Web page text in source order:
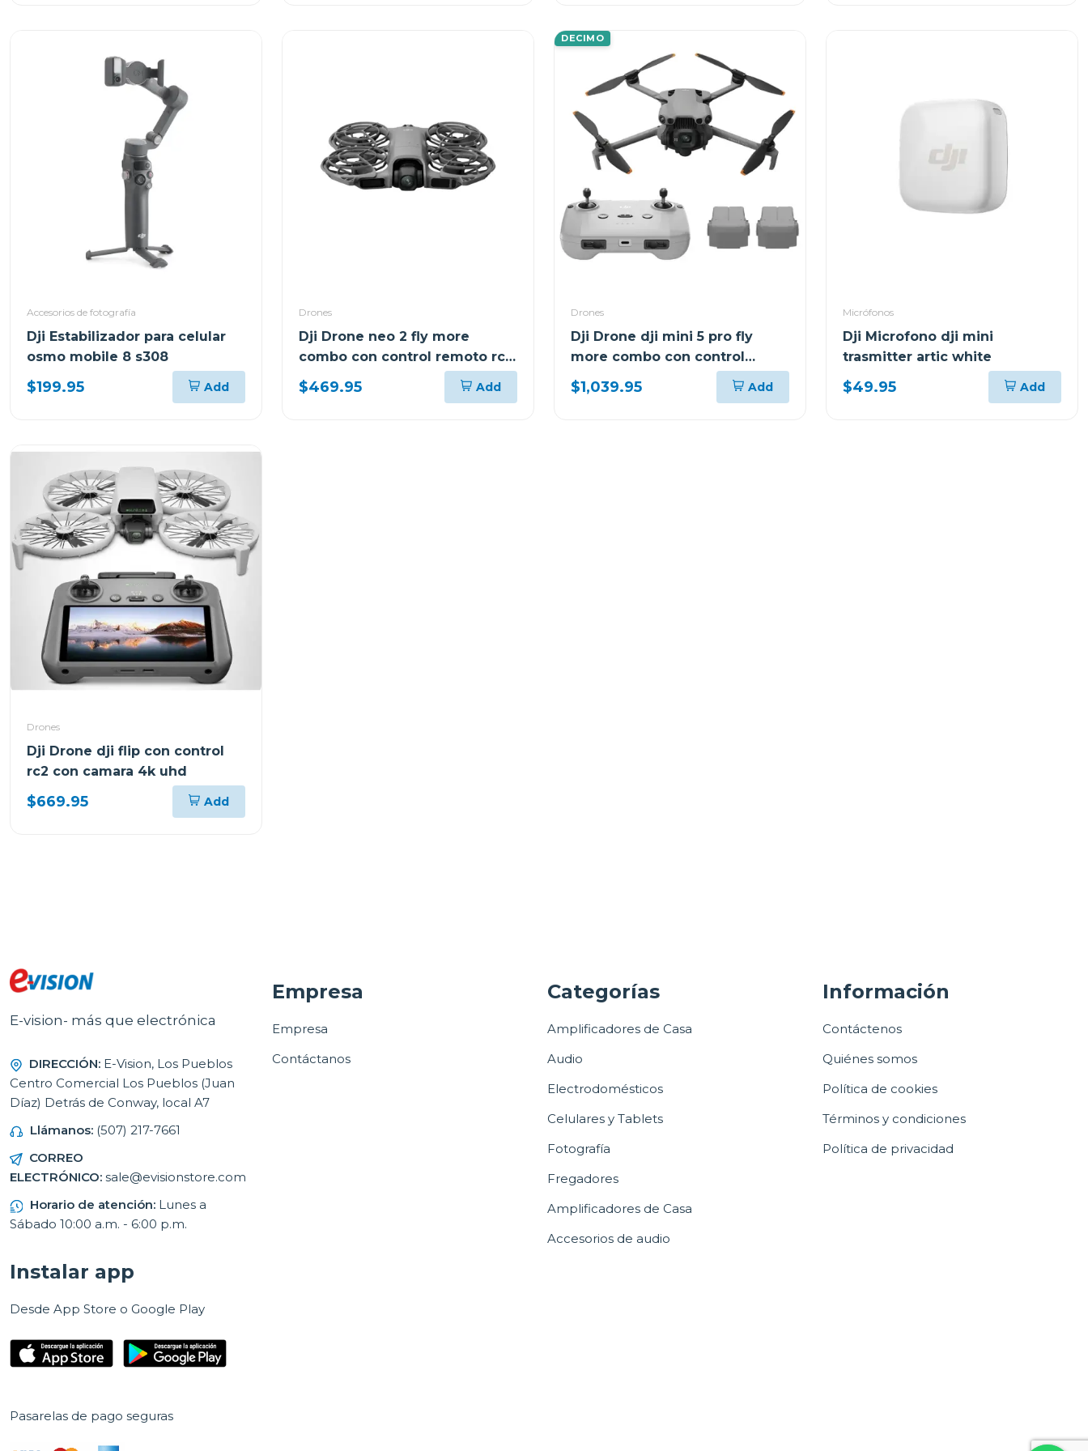
Accesorios de fotografía
Dji Estabilizador para celular
osmo mobile 8 s308
$199.95 Add
Drones
Dji Drone neo 2 fly more
combo con control remoto rc-
n3 en225
$469.95 Add
DECIMO
Drones
Dji Drone dji mini 5 pro fly
more combo con control
remoto rc-n3
$1,039.95 Add
Micrófonos
Dji Microfono dji mini
trasmitter artic white
$49.95 Add
Drones
Dji Drone dji flip con control
rc2 con camara 4k uhd
$669.95 Add
E-vision- más que electrónica
DIRECCIÓN: E-Vision, Los Pueblos
Centro Comercial Los Pueblos (Juan
Díaz) Detrás de Conway, local A7
Llámanos: (507) 217-7661
CORREO
ELECTRÓNICO: sale@evisionstore.com
Horario de atención: Lunes a
Sábado 10:00 a.m. - 6:00 p.m.
Empresa
Empresa
Contáctanos
Categorías
Amplificadores de Casa
Audio
Electrodomésticos
Celulares y Tablets
Fotografía
Fregadores
Amplificadores de Casa
Accesorios de audio
Información
Contáctenos
Quiénes somos
Política de cookies
Términos y condiciones
Política de privacidad
Instalar app
Desde App Store o Google Play
Pasarelas de pago seguras